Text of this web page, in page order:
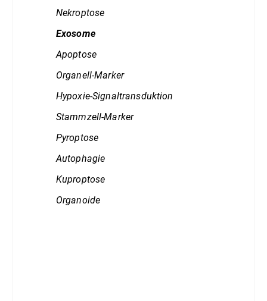
Nekroptose
Exosome
Apoptose
Organell-Marker
Hypoxie-Signaltransduktion
Stammzell-Marker
Pyroptose
Autophagie
Kuproptose
Organoide